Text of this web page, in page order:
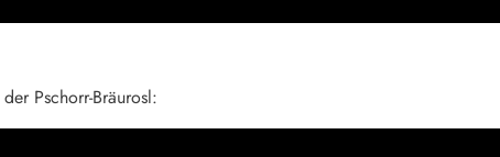
Pschorr-Bräurosl: